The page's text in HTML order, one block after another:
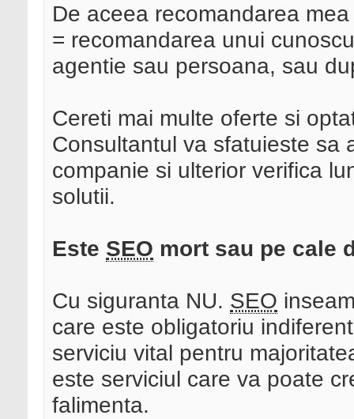
De aceea recomandarea
= recomandarea unui
agentie sau persoana, sau
Cereti mai multe oferte si
Consultantul va sfatuieste sa
companie si ulterior verifica
solutii.
Este SEO mort sau pe cale
Cu siguranta NU. SEO
care este obligatoriu
serviciu vital pentru
este serviciul care va poate
falimenta.